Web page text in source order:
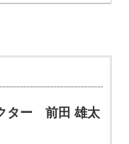
ター 前田 雄太